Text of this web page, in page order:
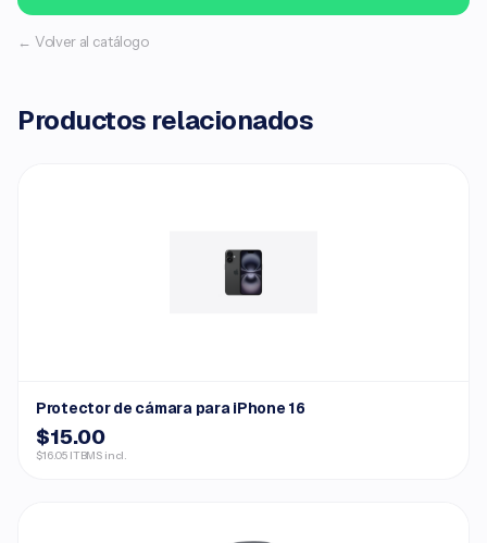
← Volver al catálogo
Productos relacionados
Protector de cámara para iPhone 16
$15.00
$16.05 ITBMS incl.